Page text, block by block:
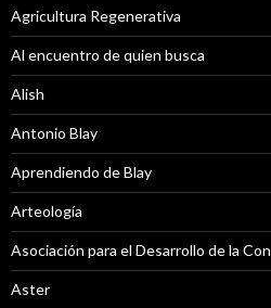
Agricultura Regenerativa
Al encuentro de quien busca
Alish
Antonio Blay
Aprendiendo de Blay
Arteología
Asociación para el Desarrollo de la
Aster